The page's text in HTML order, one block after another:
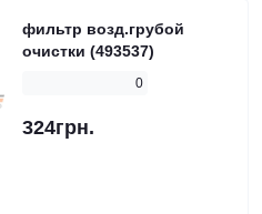
фильтр возд.грубой
очистки (493537)
0
324грн.